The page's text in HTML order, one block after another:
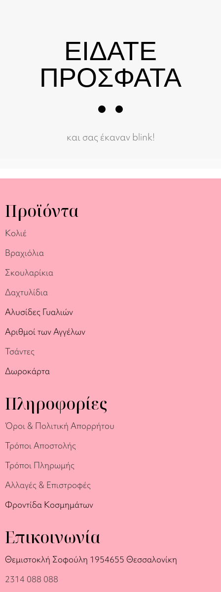
ΕΙΔΑΤΕ
ΠΡΟΣΦΑΤΑ
και σας έκαναν blink!
Προϊόντα
Κολιέ
Βραχιόλια
Σκουλαρίκια
Δαχτυλίδια
Αλυσίδες Γυαλιών
Αριθμοί των Αγγέλων
Τσάντες
Δωροκάρτα
Πληροφορίες
Όροι & Πολιτική Απορρήτου
Τρόποι Αποστολής
Τρόποι Πληρωμής
Αλλαγές & Επιστροφές
Φροντίδα Κοσμημάτων
Επικοινωνία
Θεμιστοκλή Σοφούλη 1954655 Θεσσαλονίκη
2314 088 088